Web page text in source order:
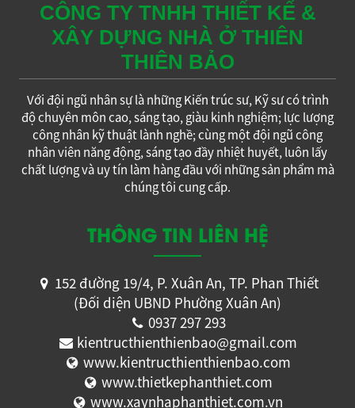
CÔNG TY TNHH THIẾT KẾ &
XÂY DỰNG NHÀ Ở THIÊN
THIÊN BẢO
Với đội ngũ nhân sự là những Kiến trúc sư, Kỹ sư có trình
độ chuyên môn cao, sáng tạo, giàu kinh nghiệm; lực lượng
công nhân kỹ thuật lành nghề; cùng một đội ngũ công
nhân viên năng động, sáng tạo đầy nhiệt huyết, luôn lấy
chất lượng và uy tín làm hàng đầu với những sản phẩm mà
chúng tôi cung cấp.
THÔNG TIN LIÊN HỆ
152 đường 19/4, P. Xuân An, TP. Phan Thiết
(Đối diện UBND Phường Xuân An)
0937 297 293
kientructhienthienbao@gmail.com
www.kientructhienthienbao.com
www.thietkephanthiet.com
www.xaynhaphanthiet.com.vn